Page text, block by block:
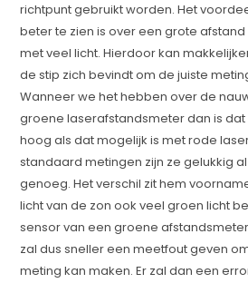
richtpunt gebruikt worden. Het
beter te zien is over een grote
met veel licht. Hierdoor kan
de stip zich bevindt om de juiste
Wanneer we het hebben over de
groene laserafstandsmeter dan is
hoog als dat mogelijk is met rode
standaard metingen zijn ze gelukkig
genoeg. Het verschil zit hem
licht van de zon ook veel groen licht
sensor van een groene
zal dus sneller een meetfout geven
meting kan maken. Er zal dan een